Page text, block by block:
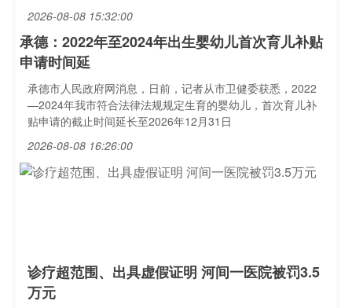
2026-08-08 15:32:00
承德：2022年至2024年出生婴幼儿首次育儿补贴
申请时间延
承德市人民政府网消息，日前，记者从市卫健委获悉，2022
—2024年我市符合法律法规规定生育的婴幼儿，首次育儿补
贴申请的截止时间延长至2026年12月31日
2026-08-08 16:26:00
诊疗超范围、出具虚假证明 河间一医院被罚3.5
万元